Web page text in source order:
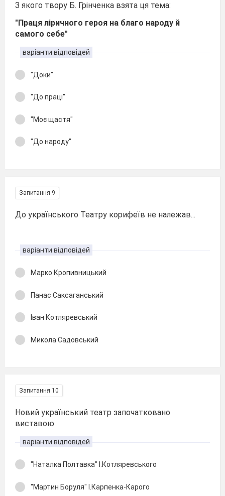
З якого твору Б. Грінченка взята ця тема:
"Праця ліричного героя на благо народу й
самого себе"
варіанти відповідей
"Доки"
"До праці"
"Моє щастя"
"До народу"
Запитання 9
До українського Театру корифеїв не належав...
варіанти відповідей
Марко Кропивницький
Панас Саксаганський
Іван Котляревський
Микола Садовський
Запитання 10
Новий український театр започатковано
виставою
варіанти відповідей
"Наталка Полтавка" І.Котляревського
"Мартин Боруля" І.Карпенка-Карого